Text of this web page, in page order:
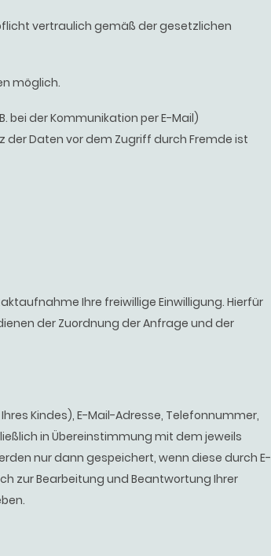
vertraulich gemäß der gesetzlichen
möglich.
bei der Kommunikation per E-Mail)
der Daten vor dem Zugriff durch Fremde ist
Ihre freiwillige Einwilligung. Hierfür
der Zuordnung der Anfrage und der
Kindes), E-Mail-Adresse, Telefonnummer,
in Übereinstimmung mit dem jeweils
nur dann gespeichert, wenn diese durch E-
zur Bearbeitung und Beantwortung Ihrer